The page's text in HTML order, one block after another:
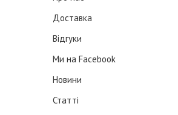
Доставка
Відгуки
Ми на Facebook
Новини
Статті